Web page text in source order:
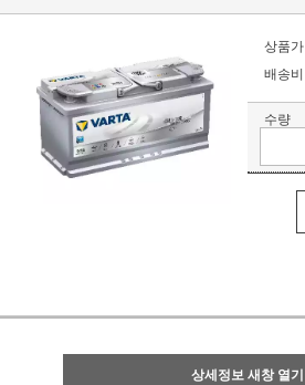
상품가
배송비
수량
상세정보 새창 열기